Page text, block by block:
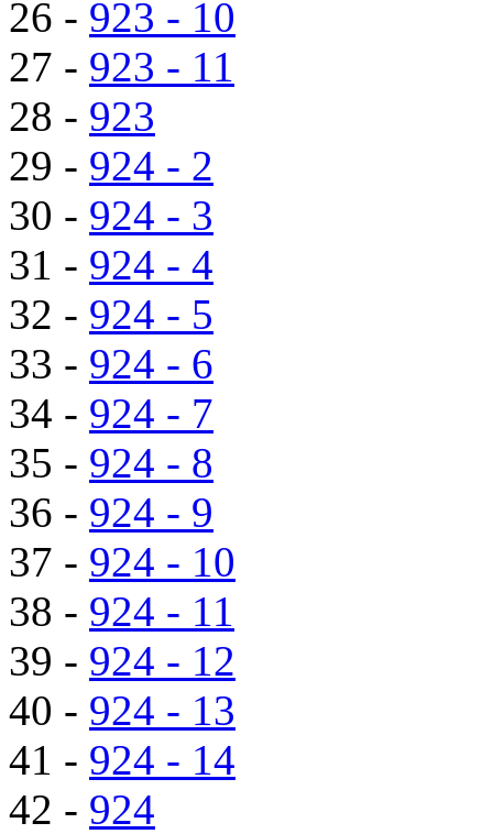
26 - 923 - 10
27 - 923 - 11
28 - 923
29 - 924 - 2
30 - 924 - 3
31 - 924 - 4
32 - 924 - 5
33 - 924 - 6
34 - 924 - 7
35 - 924 - 8
36 - 924 - 9
37 - 924 - 10
38 - 924 - 11
39 - 924 - 12
40 - 924 - 13
41 - 924 - 14
42 - 924